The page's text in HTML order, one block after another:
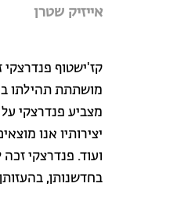
אייזיק שטרן
קז'ישטוף
מושתתת תהילתו
מצביע פנדרצקי
יצירותיו אנו
ועוד. פנדרצקי זכה
בחדשנותן,